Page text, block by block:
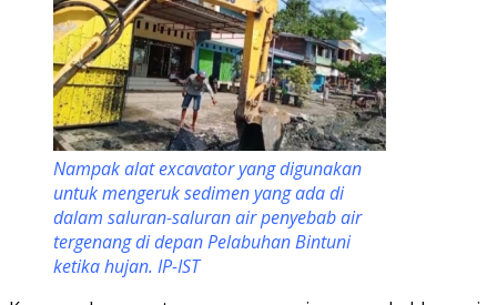
Nampak alat excavator yang digunakan
untuk mengeruk sedimen yang ada di
dalam saluran-saluran air penyebab air
tergenang di depan Pelabuhan Bintuni
ketika hujan. IP-IST